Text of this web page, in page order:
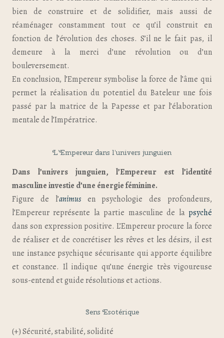
bien de construire et de solidifier, mais aussi de
réaménager constamment tout ce qu’il construit en
fonction de l’évolution des choses. S’il ne le fait pas, il
demeure à la merci d’une révolution ou d’un
bouleversement.
En conclusion, l’Empereur symbolise la force de l’âme qui
permet la réalisation du potentiel du Bateleur une fois
passé par la matrice de la Papesse et par l’élaboration
mentale de l’Impératrice.
L’Empereur dans l’univers junguien
Dans l’univers junguien, l’Empereur est l’identité
masculine investie d’une énergie féminine.
Figure de l’animus
en psychologie des profondeurs,
l’Empereur représente la partie masculine de la psyché
dans son expression positive. L’Empereur procure la force
de réaliser et de concrétiser les rêves et les désirs, il est
une instance psychique sécurisante qui apporte équilibre
et constance. Il indique qu’une énergie très vigoureuse
sous-entend et guide résolutions et actions.
Sens Esotérique
(+) Sécurité, stabilité, solidité